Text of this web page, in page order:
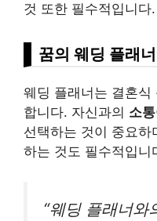
것 또한 필수적입니다.
꿈의 웨딩 플래
웨딩 플래너는 결혼식
합니다. 자신과의 소통
선택하는 것이 중요하
하는 것도 필수적입니
“웨딩 플래너와